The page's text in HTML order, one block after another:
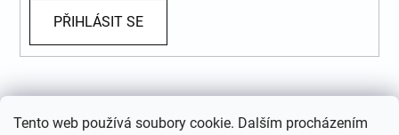
Tento web používá soubory cookie. Dalším procházením
PŘIHLÁSIT SE